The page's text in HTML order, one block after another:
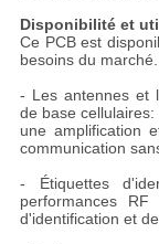
Disponibilité et
Ce PCB est
besoins du marché.
- Les antennes et
de base
une amplification
communication
- Étiquettes
performances
d'identification et